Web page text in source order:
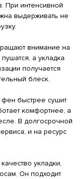
При интенсивной
выдерживать не
внимание на
а укладка
получается
блеск.
быстрее сушит
комфортнее, а
В долгосрочной
и на ресурс
укладки,
Он подходит